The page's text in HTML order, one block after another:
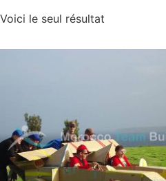
Voici le seul résultat